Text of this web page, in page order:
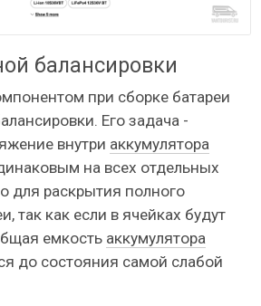
балансировки
при сборке батареи
Его задача -
внутри аккумулятора
на всех отдельных
для раскрытия полного
так как если в ячейках будут
емкость аккумулятора
до состояния самой слабой